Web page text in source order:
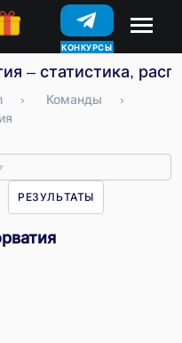
КОНКУРСЫ
– статистика,
› Команды
›
РЕЗУЛЬТАТЫ